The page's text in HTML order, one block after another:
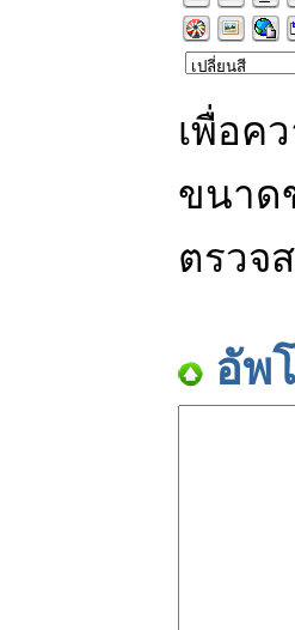
เพื่อค
ขนาด
ตรวจ
อัพ